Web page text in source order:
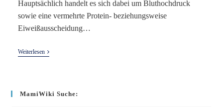
Hauptsächlich handelt es sich dabei um Bluthochdruck
sowie eine vermehrte Protein- beziehungsweise
Eiweißausscheidung…
WeiterlesenGestose
MamiWiki Suche: